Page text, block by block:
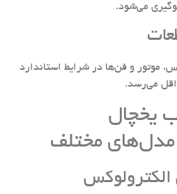
می‌شود.
موتور و فن‌ها در شرایط استاندارد
می‌رسد.
یخچال
مدل‌های مختلف
الکترولوکس